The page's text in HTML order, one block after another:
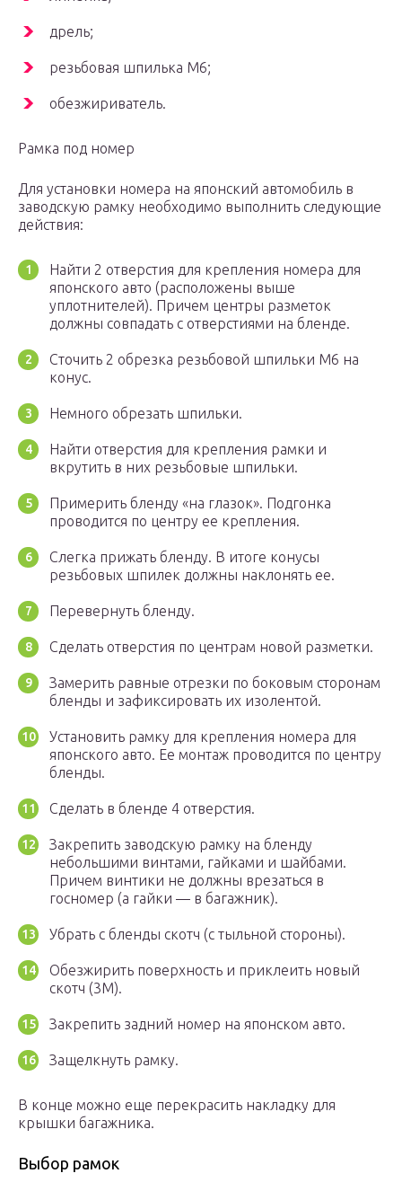
дрель;
резьбовая шпилька М6;
обезжириватель.
Рамка под номер
Для установки номера на японский автомобиль в
заводскую рамку необходимо выполнить следующие
действия:
Найти 2 отверстия для крепления номера для
японского авто (расположены выше
уплотнителей). Причем центры разметок
должны совпадать с отверстиями на бленде.
Сточить 2 обрезка резьбовой шпильки М6 на
конус.
Немного обрезать шпильки.
Найти отверстия для крепления рамки и
вкрутить в них резьбовые шпильки.
Примерить бленду «на глазок». Подгонка
проводится по центру ее крепления.
Слегка прижать бленду. В итоге конусы
резьбовых шпилек должны наклонять ее.
Перевернуть бленду.
Сделать отверстия по центрам новой разметки.
Замерить равные отрезки по боковым сторонам
бленды и зафиксировать их изолентой.
Установить рамку для крепления номера для
японского авто. Ее монтаж проводится по центру
бленды.
Сделать в бленде 4 отверстия.
Закрепить заводскую рамку на бленду
небольшими винтами, гайками и шайбами.
Причем винтики не должны врезаться в
госномер (а гайки — в багажник).
Убрать с бленды скотч (с тыльной стороны).
Обезжирить поверхность и приклеить новый
скотч (3М).
Закрепить задний номер на японском авто.
Защелкнуть рамку.
В конце можно еще перекрасить накладку для
крышки багажника.
Выбор рамок